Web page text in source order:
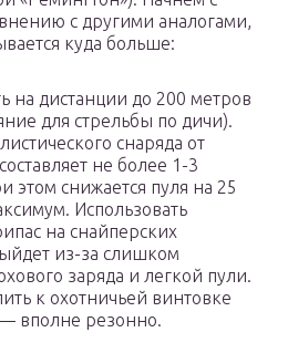
с другими аналогами,
куда больше:
на дистанции до 200 метров
для стрельбы по дичи).
снаряда от
не более 1-3
этом снижается пуля на 25
Использовать
на снайперских
из-за слишком
заряда и легкой пули.
к охотничьей винтовке
вполне резонно.